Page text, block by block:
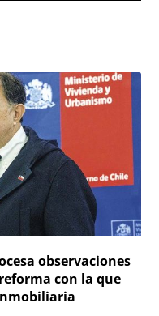
observaciones
con la que